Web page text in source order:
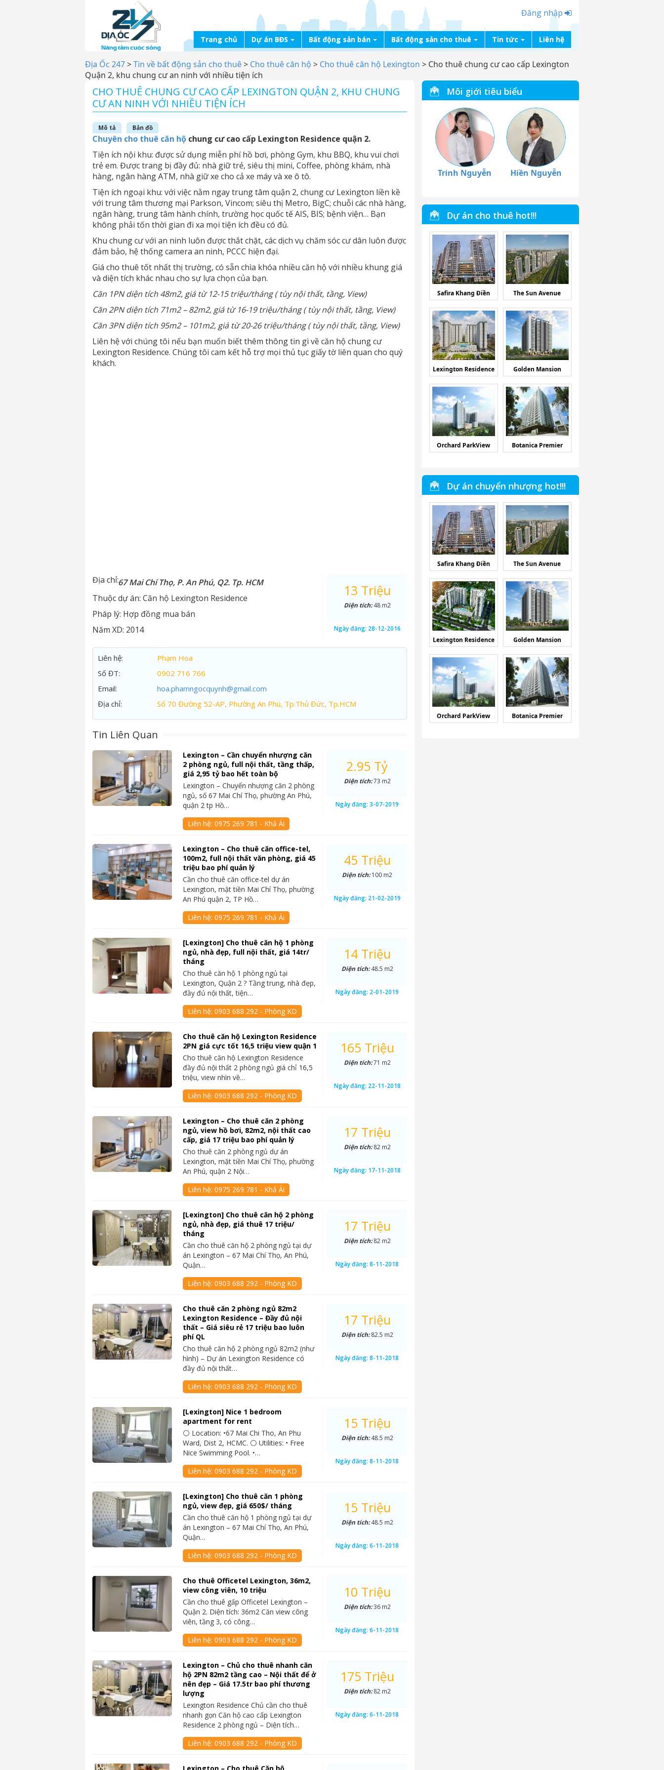
Đăng nhập
Trang chủ Dự án BĐS Bất động sản bán Bất động sản cho thuê Tin tức Liên hệ
Địa Ốc 247>Tin về bất động sản cho thuê> Cho thuê căn hộ > Cho thuê căn hộ Lexington > Cho thuê chung cư cao cấp Lexington
Quận 2, khu chung cư an ninh với nhiều tiện ích
CHO THUÊ CHUNG CƯ CAO CẤP LEXINGTON QUẬN 2, KHU CHUNG
CƯ AN NINH VỚI NHIỀU TIỆN ÍCH
Mô tả Bản đồ
Chuyên cho thuê căn hộ chung cư cao cấp Lexington Residence quận 2.
Tiện ích nội khu: được sử dụng miễn phí hồ bơi, phòng Gym, khu BBQ, khu vui chơi
trẻ em. Được trang bị đầy đủ: nhà giữ trẻ, siêu thị mini, Coffee, phòng khám, nhà
hàng, ngân hàng ATM, nhà giữ xe cho cả xe máy và xe ô tô.
Tiện ích ngoại khu: với việc nằm ngay trung tâm quận 2, chung cư Lexington liền kề
với trung tâm thương mại Parkson, Vincom; siêu thị Metro, BigC; chuỗi các nhà hàng,
ngân hàng, trung tâm hành chính, trường học quốc tế AIS, BIS; bệnh viện… Bạn
không phải tốn thời gian đi xa mọi tiện ích đều có đủ.
Khu chung cư với an ninh luôn được thắt chặt, các dịch vụ chăm sóc cư dân luôn được
đảm bảo, hệ thống camera an ninh, PCCC hiện đại.
Giá cho thuê tốt nhất thị trường, có sẵn chìa khóa nhiều căn hộ với nhiều khung giá
và diện tích khác nhau cho sự lựa chọn của bạn.
Căn 1PN diện tích 48m2, giá từ 12-15 triệu/tháng ( tùy nội thất, tầng, View)
Căn 2PN diện tích 71m2 – 82m2, giá từ 16-19 triệu/tháng ( tùy nội thất, tầng, View)
Căn 3PN diện tích 95m2 – 101m2, giá từ 20-26 triệu/tháng ( tùy nội thất, tầng, View)
Liên hệ với chúng tôi nếu bạn muốn biết thêm thông tin gì về căn hộ chung cư
Lexington Residence. Chúng tôi cam kết hỗ trợ mọi thủ tục giấy tờ liên quan cho quý
khách.
Địa chỉ:67 Mai Chí Thọ, P. An Phú, Q2. Tp. HCM
Thuộc dự án: Căn hộ Lexington Residence
Pháp lý: Hợp đồng mua bán
Năm XD: 2014
13 Triệu
Diện tích:48 m2
Ngày đăng: 28-12-2016
Liên hệ:
Phạm Hoa
Số ĐT:
0902 716 766
Email:
hoa.phamngocquynh@gmail.com
Địa chỉ:
Số 70 Đường 52-AP, Phường An Phú, Tp.Thủ Đức, Tp.HCM
Tin Liên Quan
Lexington – Cần chuyển nhượng căn
2 phòng ngủ, full nội thất, tầng thấp,
giá 2,95 tỷ bao hết toàn bộ
Lexington – Chuyển nhượng căn 2 phòng
ngủ, số 67 Mai Chí Thọ, phường An Phú,
quận 2 tp Hồ…
Liên hệ:0975 269 781 - Khả Ái
2.95 Tỷ
Diện tích:73 m2
Ngày đăng:3-07-2019
Lexington – Cho thuê căn office-tel,
100m2, full nội thất văn phòng, giá 45
triệu bao phí quản lý
Cần cho thuê căn office-tel dự án
Lexington, mặt tiền Mai Chí Thọ, phường
An Phú quận 2, TP Hồ…
Liên hệ:0975 269 781 - Khả Ái
45 Triệu
Diện tích:100 m2
Ngày đăng: 21-02-2019
[Lexington] Cho thuê căn hộ 1 phòng
ngủ, nhà đẹp, full nội thất, giá 14tr/
tháng
Cho thuê căn hộ 1 phòng ngủ tại
Lexington, Quận 2 ? Tầng trung, nhà đẹp,
đầy đủ nội thất, tiện…
Liên hệ:0903 688 292 - Phòng KD
14 Triệu
Diện tích:48.5 m2
Ngày đăng: 2-01-2019
Cho thuê căn hộ Lexington Residence
2PN giá cực tốt 16,5 triệu view quận 1
Cho thuê căn hộ Lexington Residence
đầy đủ nội thất 2 phòng ngủ giá chỉ 16,5
triệu, view nhìn về…
Liên hệ:0903 688 292 - Phòng KD
165 Triệu
Diện tích:71 m2
Ngày đăng: 22-11-2018
Lexington – Cho thuê căn 2 phòng
ngủ, view hồ bơi, 82m2, nội thất cao
cấp, giá 17 triệu bao phí quản lý
Cho thuê căn 2 phòng ngủ dự án
Lexington, mặt tiền Mai Chí Thọ, phường
An Phú, quận 2 Nội…
Liên hệ:0975 269 781 - Khả Ái
17 Triệu
Diện tích:82 m2
Ngày đăng: 17-11-2018
[Lexington] Cho thuê căn hộ 2 phòng
ngủ, nhà đẹp, giá thuê 17 triệu/
tháng
Cần cho thuê căn hộ 2 phòng ngủ tại dự
án Lexington – 67 Mai Chí Thọ, An Phú,
Quận…
Liên hệ:0903 688 292 - Phòng KD
17 Triệu
Diện tích:82 m2
Ngày đăng:8-11-2018
Cho thuê căn 2 phòng ngủ 82m2
Lexington Residence – Đầy đủ nội
thất – Giá siêu rẻ 17 triệu bao luôn
phí QL
Cho thuê căn hộ 2 phòng ngủ 82m2 (như
hình) – Dự án Lexington Residence có
đầy đủ nội thất…
Liên hệ:0903 688 292 - Phòng KD
17 Triệu
Diện tích:82.5 m2
Ngày đăng:8-11-2018
[Lexington] Nice 1 bedroom
apartment for rent
⚪ Location: •67 Mai Chi Tho, An Phu
Ward, Dist 2, HCMC. ⚪ Utilities: • Free
Nice Swimming Pool. •…
Liên hệ:0903 688 292 - Phòng KD
15 Triệu
Diện tích:48.5 m2
Ngày đăng:8-11-2018
[Lexington] Cho thuê căn 1 phòng
ngủ, view đẹp, giá 650$/ tháng
Cần cho thuê căn hộ 1 phòng ngủ tại dự
án Lexington – 67 Mai Chí Thọ, An Phú,
Quận…
Liên hệ:0903 688 292 - Phòng KD
15 Triệu
Diện tích:48.5 m2
Ngày đăng:6-11-2018
Cho thuê Officetel Lexington, 36m2,
view công viên, 10 triệu
Cần cho thuê gấp Officetel Lexington –
Quận 2. Diện tích: 36m2 Căn view công
viên, tầng 3, có công…
Liên hệ:0903 688 292 - Phòng KD
10 Triệu
Diện tích:36 m2
Ngày đăng:6-11-2018
Lexington – Chủ cho thuê nhanh căn
hộ 2PN 82m2 tầng cao – Nội thất để ở
nên đẹp – Giá 17.5tr bao phí thương
lượng
Lexington Residence Chủ cần cho thuê
nhanh gọn Căn hộ cao cấp Lexington
Residence 2 phòng ngủ – Diện tích…
Liên hệ:0903 688 292 - Phòng KD
175 Triệu
Diện tích:82 m2
Ngày đăng:6-11-2018
Môi giới tiêu biểu
Trinh Nguyễn Hiền Nguyễn
Dự án cho thuê hot!!!
Safira Khang Điền The Sun Avenue
Lexington Residence Golden Mansion
Orchard ParkView Botanica Premier
Dự án chuyển nhượng hot!!!
Safira Khang Điền The Sun Avenue
Lexington Residence Golden Mansion
Orchard ParkView Botanica Premier